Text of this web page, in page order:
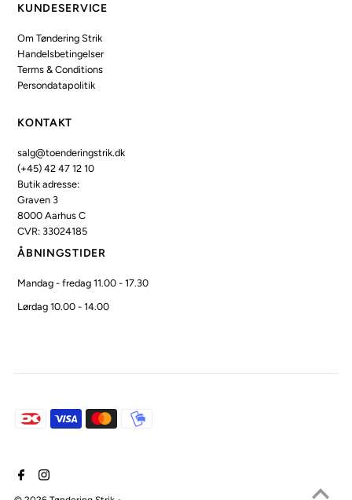
KUNDESERVICE
Om Tøndering Strik
Handelsbetingelser
Terms & Conditions
Persondatapolitik
KONTAKT
salg@toenderingstrik.dk
(+45) 42 47 12 10
Butik adresse:
Graven 3
8000 Aarhus C
CVR: 33024185
ÅBNINGSTIDER
Mandag - fredag 11.00 - 17.30
Lørdag 10.00 - 14.00